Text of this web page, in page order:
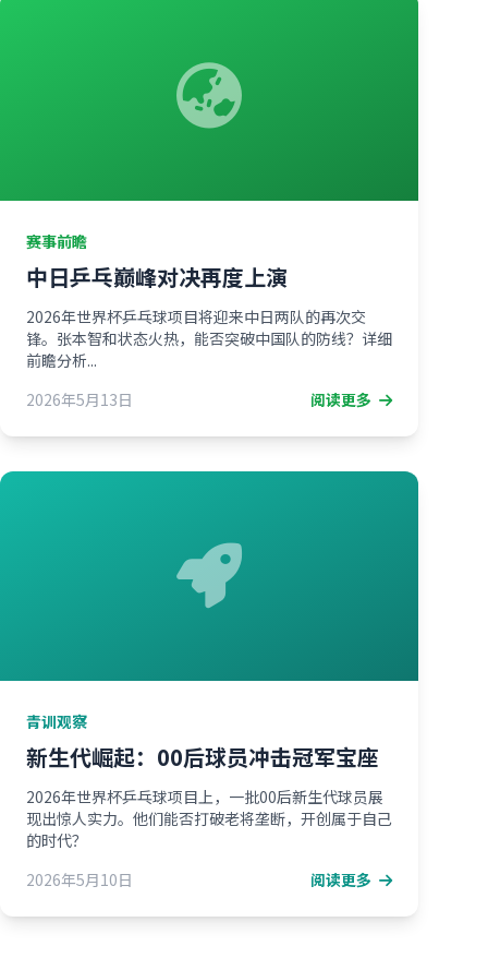
赛事前瞻
中日乒乓巅峰对决再度上演
2026年世界杯乒乓球项目将迎来中日两队的再次交
锋。张本智和状态火热，能否突破中国队的防线？详细
前瞻分析...
2026年5月13日
阅读更多
青训观察
新生代崛起：00后球员冲击冠军宝座
2026年世界杯乒乓球项目上，一批00后新生代球员展
现出惊人实力。他们能否打破老将垄断，开创属于自己
的时代？
2026年5月10日
阅读更多